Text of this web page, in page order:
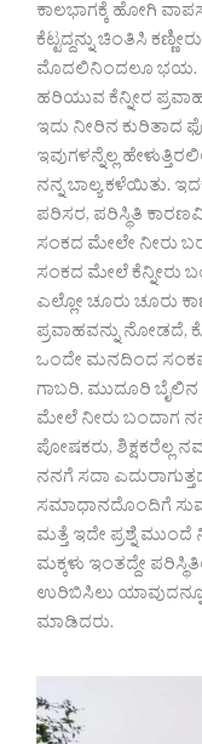
ಕಾಲಭಾಗಕ್ಕೆ ಹೋಗಿ
ಕೆಟ್ಟದ್ದನ್ನು ಚಿಂತಿಸಿ
ಮೊದಲಿನಿಂದಲೂ ಭಯ.
ಹರಿಯುವ ಕೆನ್ನೀರ
ಇದು ನೀರಿನ
ಇವುಗಳನ್ನೆಲ್ಲ
ನನ್ನ ಬಾಲ್ಯ ಕಳೆಯಿತು.
ಪರಿಸರ, ಪರಿಸ್ಥಿತಿ
ಸಂಕದ ಮೇಲೇ ನೀರು
ಸಂಕದ ಮೇಲೆ ಕೆನ್ನೀರು
ಎಲ್ಲೋ ಚೂರು ಚೂರು
ಪ್ರವಾಹವನ್ನು
ಒಂದೇ ಮನದಿಂದ
ಗಾಬರಿ. ಮುದೂರಿ
ಮೇಲೆ ನೀರು ಬಂದಾಗ
ಪೋಷಕರು, ಶಿಕ್ಷಕರೆಲ್ಲ
ನನಗೆ ಸದಾ
ಸಮಾಧಾನದೊಂದಿಗೆ
ಮತ್ತೆ ಇದೇ ಪ್ರಶ್ನೆ ಮುಂದೆ
ಮಕ್ಕಳು ಇಂತದ್ದೇ
ಉರಿಬಿಸಿಲು ಯಾವುದನ್ನೂ
ಮಾಡಿದರು.